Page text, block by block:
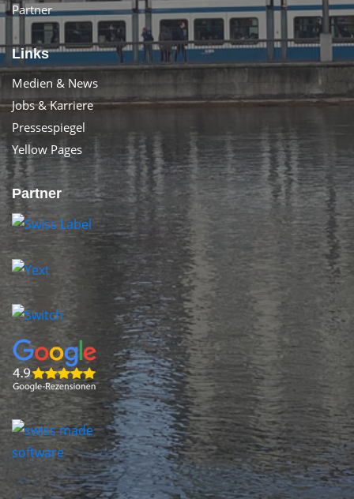
Partner
Links
Medien & News
Jobs & Karriere
Pressespiegel
Yellow Pages
Partner